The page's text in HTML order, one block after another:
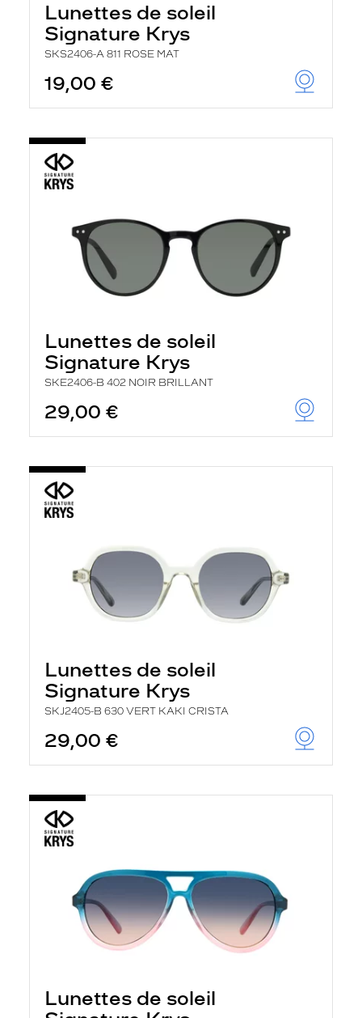
Lunettes de soleil
Signature Krys
SKS2406-A 811 ROSE MAT
19,00 €
Lunettes de soleil
Signature Krys
SKE2406-B 402 NOIR BRILLANT
29,00 €
Lunettes de soleil
Signature Krys
SKJ2405-B 630 VERT KAKI CRISTA
29,00 €
Lunettes de soleil